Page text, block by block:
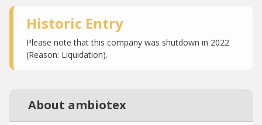
Historic Entry
Please note that this company was shutdown in 2022
(Reason: Liquidation).
About ambiotex